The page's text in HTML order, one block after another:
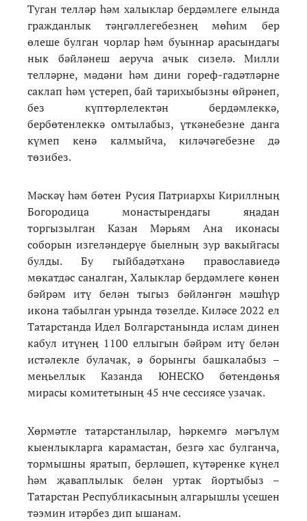
Туган телләр һәм халыклар бердәмлеге елында
гражданлык тәңгәллегебезнең мөһим бер
өлеше булган чорлар һәм буыннар арасындагы
нык бәйләнеш аеруча ачык сизелә. Милли
телләрне, мәдәни һәм дини гореф-гадәтләрне
саклап һәм үстереп, бай тарихыбызны өйрәнеп,
без күптөрлелектән бердәмлеккә,
бербөтенлеккә омтылабыз, үткәнебезне данга
күмеп кенә калмыйча, киләчәгебезне дә
төзибез.
Мәскәү һәм бөтен Русия Патриархы Кириллның
Богородица монастырендагы яңадан
торгызылган Казан Мәрьям Ана иконасы
соборын изгеләндерүе быелның зур вакыйгасы
булды. Бу гыйбадәтханә православиедә
мөкатдәс саналган, Халыклар бердәмлеге көнен
бәйрәм итү белән тыгыз бәйләнгән мәшһүр
икона табылган урында төзелде. Киләсе 2022 ел
Татарстанда Идел Болгарстанында ислам динен
кабул итүнең 1100 еллыгын бәйрәм итү белән
истәлекле булачак, ә борынгы башкалабыз –
меңьеллык Казанда ЮНЕСКО бөтендөнья
мирасы комитетының 45 нче сессиясе узачак.
Хөрмәтле татарстанлылар, һәркемгә мәгълүм
кыенлыкларга карамастан, безгә хас булганча,
тормышны яратып, берләшеп, күтәренке күңел
һәм җаваплылык белән уртак йортыбыз –
Татарстан Республикасының алгарышлы үсешен
тәэмин итәрбез дип ышанам.